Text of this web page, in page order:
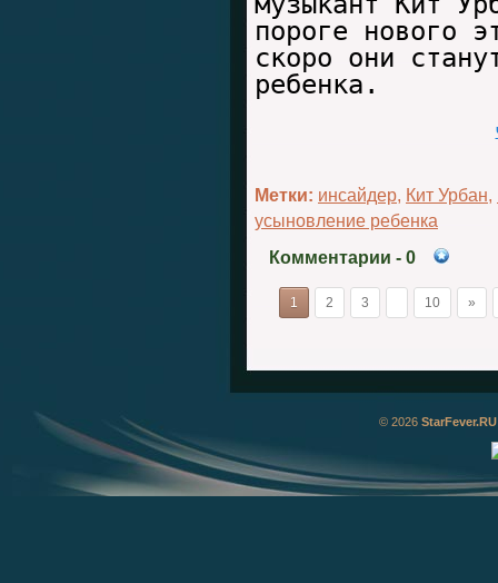
пороге нового
скоро они
ребенка.
Метки: инсайдер, Кит Урбан,
усыновление ребенка
Комментарии - 0
1 2 3 10 »
© 2026 StarFever.RU